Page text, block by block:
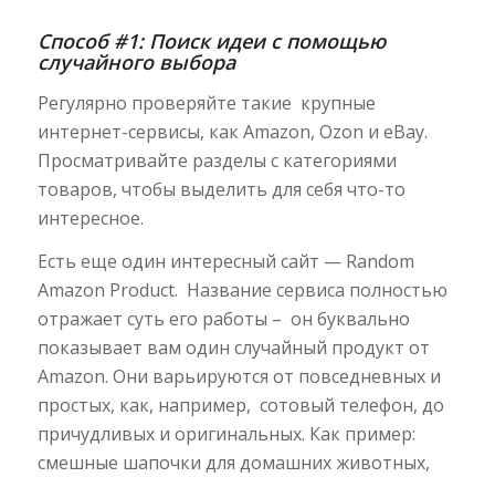
Способ #1: Поиск идеи с помощью
случайного выбора
Регулярно проверяйте такие крупные
интернет-сервисы, как Amazon, Ozon и eBay.
Просматривайте разделы с категориями
товаров, чтобы выделить для себя что-то
интересное.
Есть еще один интересный сайт — Random
Amazon Product. Название сервиса полностью
отражает суть его работы – он буквально
показывает вам один случайный продукт от
Amazon. Они варьируются от повседневных и
простых, как, например, сотовый телефон, до
причудливых и оригинальных. Как пример:
смешные шапочки для домашних животных,